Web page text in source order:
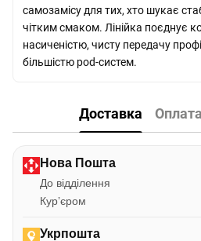
самозамісу для тих, хто шукає
чітким смаком. Лінійка поєднує
насиченістю, чисту передачу
більшістю pod-систем.
Доставка Оплата
Нова Пошта
До відділення
Курʼєром
Укрпошта